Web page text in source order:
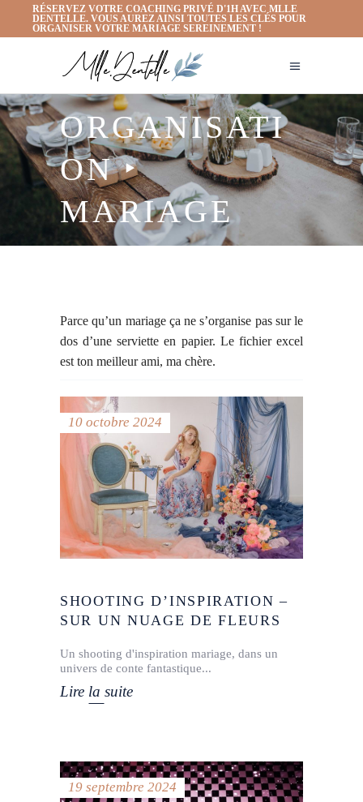
RÉSERVEZ VOTRE COACHING PRIVÉ D'1H AVEC MLLE
DENTELLE. VOUS AUREZ AINSI TOUTES LES CLÉS POUR
ORGANISER VOTRE MARIAGE SEREINEMENT !
ORGANISATI
ON ‣
MARIAGE
Parce qu’un mariage ça ne s’organise pas sur le
dos d’une serviette en papier. Le fichier excel
est ton meilleur ami, ma chère.
10 octobre 2024
SHOOTING D’INSPIRATION –
SUR UN NUAGE DE FLEURS
Un shooting d'inspiration mariage, dans un
univers de conte fantastique
Lire la suite
19 septembre 2024